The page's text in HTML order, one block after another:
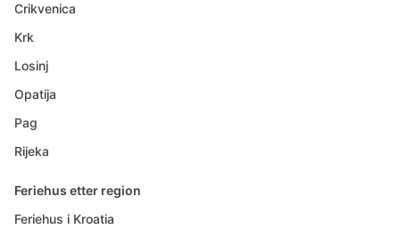
Crikvenica
Krk
Losinj
Opatija
Pag
Rijeka
Feriehus etter region
Feriehus i Kroatia